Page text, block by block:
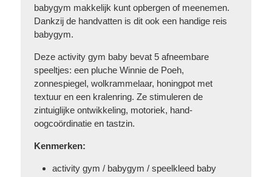
babygym makkelijk kunt opbergen of meenemen.
Dankzij de handvatten is dit ook een handige reis
babygym.
Deze activity gym baby bevat 5 afneembare
speeltjes: een pluche Winnie de Poeh,
zonnespiegel, wolkrammelaar, honingpot met
textuur en een kralenring. Ze stimuleren de
zintuiglijke ontwikkeling, motoriek, hand-
oogcoördinatie en tastzin.
Kenmerken:
activity gym / babygym / speelkleed baby